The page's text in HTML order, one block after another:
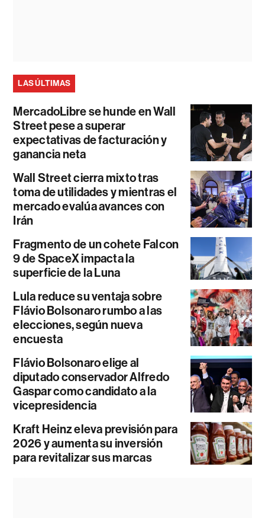
LAS ÚLTIMAS
MercadoLibre se hunde en Wall
Street pese a superar
expectativas de facturación y
ganancia neta
Wall Street cierra mixto tras
toma de utilidades y mientras el
mercado evalúa avances con
Irán
Fragmento de un cohete Falcon
9 de SpaceX impacta la
superficie de la Luna
Lula reduce su ventaja sobre
Flávio Bolsonaro rumbo a las
elecciones, según nueva
encuesta
Flávio Bolsonaro elige al
diputado conservador Alfredo
Gaspar como candidato a la
vicepresidencia
Kraft Heinz eleva previsión para
2026 y aumenta su inversión
para revitalizar sus marcas